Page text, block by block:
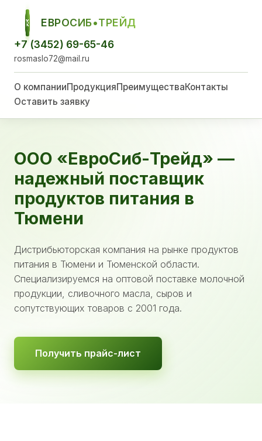
ЕСТ
ЕВРОСИБ•ТРЕЙД
+7 (3452) 69-65-46
rosmaslo72@mail.ru
О компанииПродукцияПреимуществаКонтакты
Оставить заявку
ООО «ЕвроСиб-Трейд» —
надежный поставщик
продуктов питания в
Тюмени
Дистрибьюторская компания на рынке продуктов
питания в Тюмени и Тюменской области.
Специализируемся на оптовой поставке молочной
продукции, сливочного масла, сыров и
сопутствующих товаров с 2001 года.
Получить прайс-лист